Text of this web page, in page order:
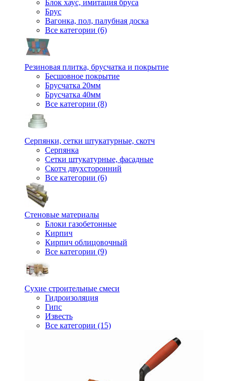
Блок хаус, имитация бруса
Брус
Вагонка, пол, палубная доска
Все категории (6)
Резиновая плитка, брусчатка и покрытие
Бесшовное покрытие
Брусчатка 20мм
Брусчатка 40мм
Все категории (8)
Серпянки, сетки штукатурные, скотч
Серпянка
Сетки штукатурные, фасадные
Скотч двухсторонний
Все категории (6)
Стеновые материалы
Блоки газобетонные
Кирпич
Кирпич облицовочный
Все категории (9)
Сухие строительные смеси
Гидроизоляция
Гипс
Известь
Все категории (15)